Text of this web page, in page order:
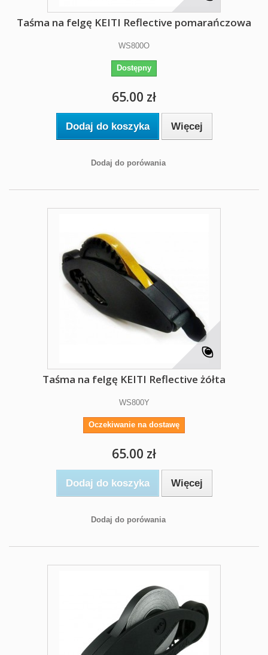
Taśma na felgę KEITI Reflective pomarańczowa
WS800O
Dostępny
65.00 zł
Dodaj do koszyka Więcej
Dodaj do porówania
Taśma na felgę KEITI Reflective żółta
WS800Y
Oczekiwanie na dostawę
65.00 zł
Dodaj do koszyka Więcej
Dodaj do porówania